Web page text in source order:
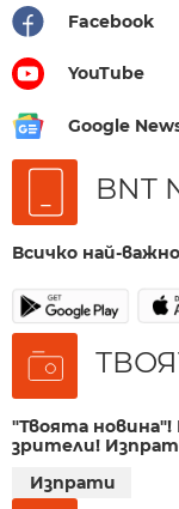
Facebook
YouTube
Google
BNT
Всичко най-
"Твоята
зрители!
Изпрати